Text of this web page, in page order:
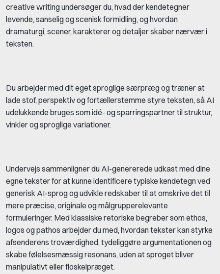
creative writing undersøger du, hvad der kendetegner
levende, sanselig og scenisk formidling, og hvordan
dramaturgi, scener, karakterer og detaljer skaber nærvær i
teksten.
Du arbejder med dit eget sproglige særpræg og træner at
lade stof, perspektiv og fortællerstemme styre teksten, så AI
udelukkende bruges som idé- og sparringspartner til struktur,
vinkler og sproglige variationer.
Undervejs sammenligner du AI-genererede udkast med dine
egne tekster for at kunne identificere typiske kendetegn ved
generisk AI-sprog og udvikle redskaber til at omskrive det til
mere præcise, originale og målgrupperelevante
formuleringer. Med klassiske retoriske begreber som ethos,
logos og pathos arbejder du med, hvordan tekster kan styrke
afsenderens troværdighed, tydeliggøre argumentationen og
skabe følelsesmæssig resonans, uden at sproget bliver
manipulativt eller floskelpræget.